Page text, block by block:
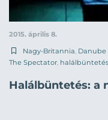
2015. április 8.
Nagy-Britannia,
The Spectator, halálbüntetés
Halálbüntetés: a